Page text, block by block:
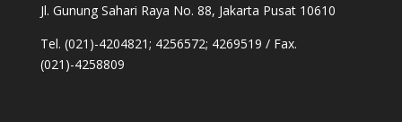
Jl. Gunung Sahari Raya No. 88, Jakarta Pusat 10610
Tel. (021)-4204821; 4256572; 4269519 / Fax.
(021)-4258809